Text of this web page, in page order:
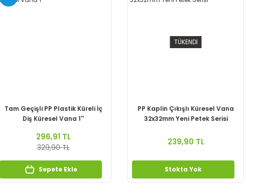
Tam Geçişli PP Plastik Küreli İç
Diş Küresel Vana 1''
296,91 TL
329,90 TL
Sepete Ekle
TÜKENDİ
PP Kaplin Çıkışlı Küresel Vana
32x32mm Yeni Petek Serisi
239,90 TL
Stokta Yok